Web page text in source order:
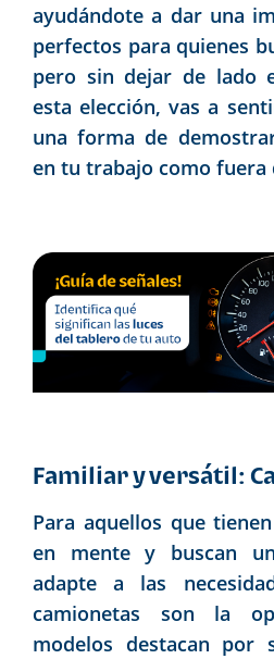
ayudándote a dar una
perfectos para quienes
pero sin dejar de lado
esta elección, vas a
una forma de
en tu trabajo como fuera
Familiar y versátil:
Para aquellos que
en mente y buscan
adapte a las
camionetas son la
modelos destacan por